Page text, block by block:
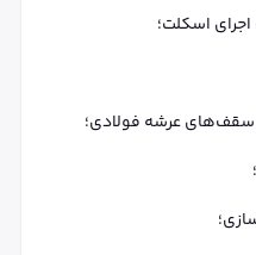
سقف‌های عرشه فولادی؛